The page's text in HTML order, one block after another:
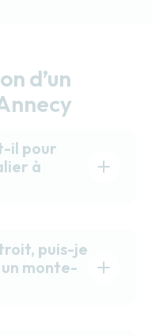
d’un
il pour
à
puis-je
monte-